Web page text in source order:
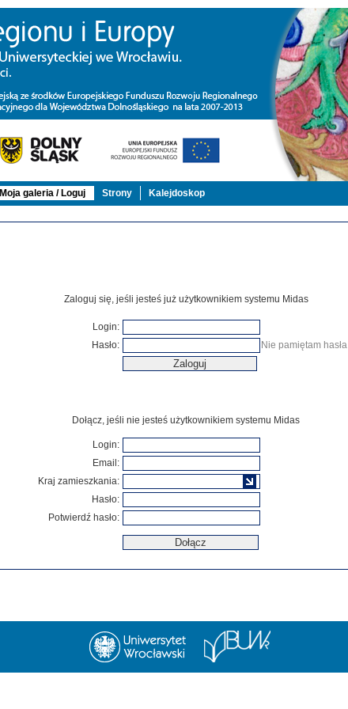
Moja galeria / Loguj Strony Kalejdoskop
Zaloguj się, jeśli jesteś już użytkownikiem systemu Midas
Login:
Hasło:
Nie pamiętam hasła
Dołącz, jeśli nie jesteś użytkownikiem systemu Midas
Login:
Email:
Kraj zamieszkania:
Hasło:
Potwierdź hasło: